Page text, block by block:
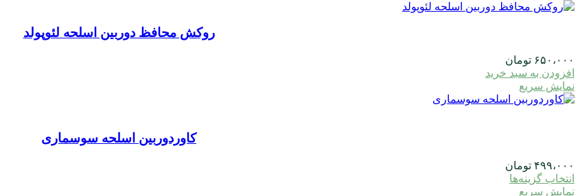
روکش محافظ دوربین اسلحه لئوپولد
۶۵۰،۰۰۰ تومان
افزودن به سبد خرید
نمایش سریع
کاوردوربین اسلحه سوسماری
۴۹۹،۰۰۰ تومان
انتخاب گزینه‌ها
نمایش سریع